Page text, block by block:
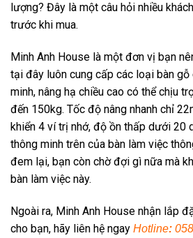
lượng? Đây là một câu hỏi nhiều
trước khi mua.
Minh Anh House là một đơn vị bạn
tại đây luôn cung cấp các loại bàn gỗ
minh, nâng hạ chiều cao có thể chịu
đến 150kg. Tốc độ nâng nhanh chỉ
khiển 4 ví trị nhớ, độ ồn thấp dưới 20
thông minh trên của bàn làm việc
đem lại, bạn còn chờ đợi gì nữa mà
bàn làm việc này.
Ngoài ra, Minh Anh House nhận lắp
cho bạn, hãy liên hệ ngay Hotline: